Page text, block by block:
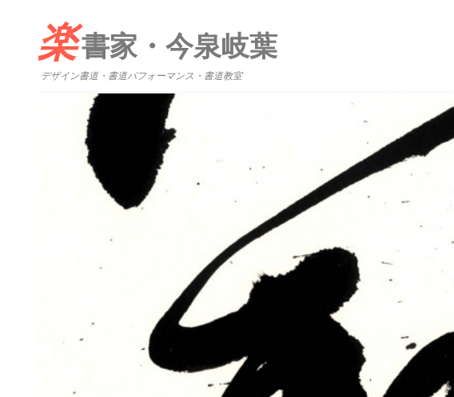
楽書家・今泉岐葉
デザイン書道・書道パフォーマンス・書道教室